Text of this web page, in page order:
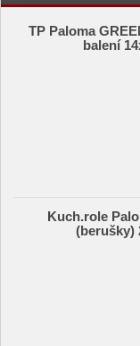
TP Paloma
balení
Kuch.role
(berušky)